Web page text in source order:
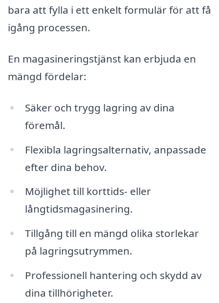
bara att fylla i ett enkelt formulär för att få
igång processen.
En magasineringstjänst kan erbjuda en
mängd fördelar:
Säker och trygg lagring av dina
föremål.
Flexibla lagringsalternativ, anpassade
efter dina behov.
Möjlighet till korttids- eller
långtidsmagasinering.
Tillgång till en mängd olika storlekar
på lagringsutrymmen.
Professionell hantering och skydd av
dina tillhörigheter.